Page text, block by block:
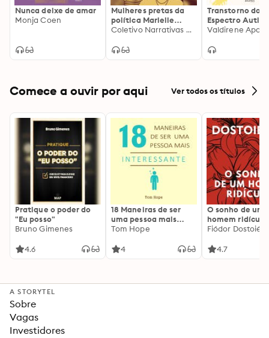
Nunca deixe de amar
Monja Coen
Mulheres pretas da
política Marielle
Franco, Marli Soares e
Coletivo Narrativas Negras
Transtorno do
Espectro
(TEA): Manual
superior
Comece a ouvir por aqui Ver todos os títulos
Pratique o poder do
"Eu posso"
Bruno Gimenes
4.6
18 Maneiras de ser
uma pessoa mais
interessante
Tom Hope
4
O sonho de um
homem ridículo
Fiódor
4.7
A STORYTEL
Sobre
Vagas
Investidores